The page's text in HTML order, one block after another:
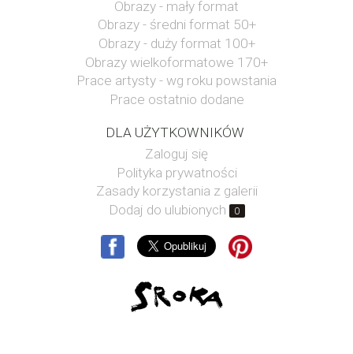
Obrazy - mały format
Obrazy - średni format 50+
Obrazy - duży format 100+
Obrazy wielkoformatowe 170+
Prace artysty - wg roku powstania
Prace ostatnio dodane
DLA UŻYTKOWNIKÓW
Zaloguj się
Polityka prywatności
Zasady korzystania z galerii
Dodaj do ulubionych
0